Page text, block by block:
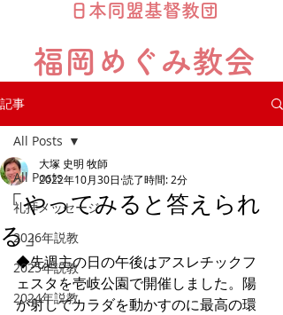
日本同盟基督教団
福岡めぐみ教会
記事
All Posts
礼拝メッセージ
2026年説教
2025年説教
2024年説教
All Posts
「やってみると答えられ
る」
大塚 史明 牧師
2022年10月30日 読了時間: 2分
◆先週主の日の午後はアスレチックフ
ェスタを壱岐公園で開催しました。陽
が射してカラダを動かすのに最高の環